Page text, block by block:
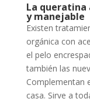
La queratina
y manejable
Existen
orgánica con
el pelo
también las
Complementan
casa. Sirve a